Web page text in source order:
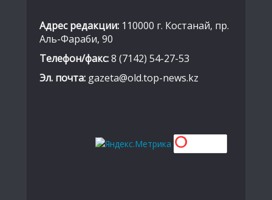
Адрес редакции: 110000 г. Костанай, пр.
Аль-Фараби, 90
Телефон/факс:8 (7142) 54-27-53
Эл. почта: gazeta@old.top-news.kz